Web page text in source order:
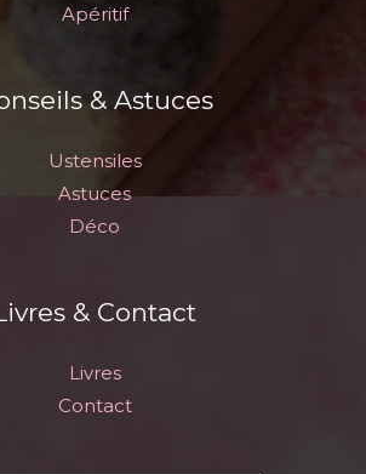
Apéritif
& Astuces
Ustensiles
Astuces
Déco
& Contact
Livres
Contact